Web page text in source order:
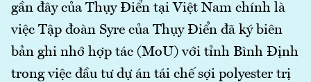
gần đây của Thụy Điển tại Việt Nam chính là
việc Tập đoàn Syre của Thụy Điển đã ký biên
bản ghi nhớ hợp tác (MoU) với tỉnh Bình Định
trong việc đầu tư dự án tái chế sợi polyester trị